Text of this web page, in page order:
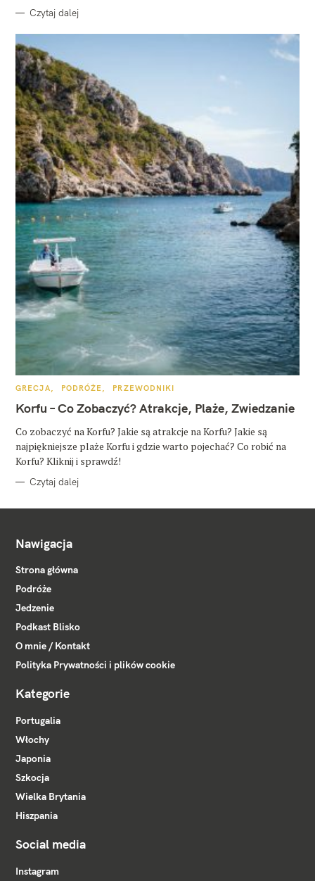
Czytaj dalej
K
T
E
O
R
I
GRECJA PODRÓŻE PRZEWODNIKI
Korfu – Co Zobaczyć? Atrakcje, Plaże, Zwiedzanie
Co zobaczyć na Korfu? Jakie są atrakcje na Korfu? Jakie są
najpiękniejsze plaże Korfu i gdzie warto pojechać? Co robić na
Korfu? Kliknij i sprawdź!
Czytaj dalej
Nawigacja
Strona główna
Podróże
Jedzenie
Podkast Blisko
O mnie / Kontakt
Polityka Prywatności i plików cookie
Kategorie
Portugalia
Włochy
Japonia
Szkocja
Wielka Brytania
Hiszpania
Social media
Instagram